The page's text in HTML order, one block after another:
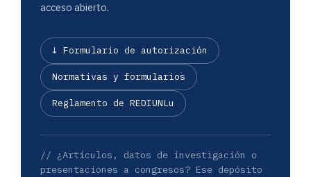
acceso abierto.
↓ Formulario de autorización
Normativas y formularios
Reglamento de REDIUNLu
// ¿Artículos, datos de investigación o
presentaciones a congresos? Ese depósito